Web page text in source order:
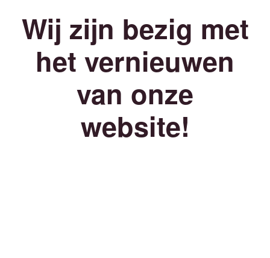
Wij zijn bezig met
het vernieuwen
van onze
website!